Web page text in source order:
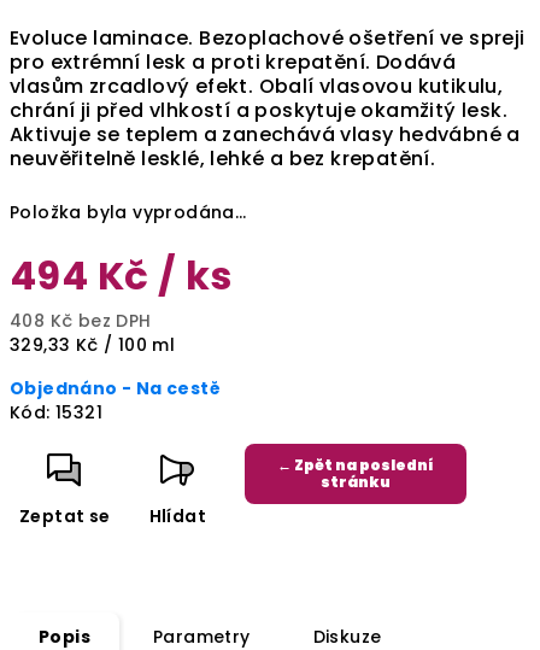
Evoluce laminace. Bezoplachové ošetření ve spreji
pro extrémní lesk a proti krepatění. Dodává
vlasům zrcadlový efekt. Obalí vlasovou kutikulu,
chrání ji před vlhkostí a poskytuje okamžitý lesk.
Aktivuje se teplem a zanechává vlasy hedvábné a
neuvěřitelně lesklé, lehké a bez krepatění.
Položka byla vyprodána…
494 Kč / ks
408 Kč bez DPH
Měrná
329,33 Kč / 100 ml
Objednáno - Na cestě
Kód: 15321
Zeptat se Hlídat
← Zpět na poslední
stránku
Popis Parametry Diskuze